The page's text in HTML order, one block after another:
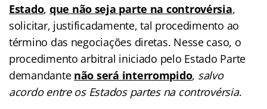
Estado, que não seja parte na controvérsia,
solicitar, justificadamente, tal procedimento ao
término das negociações diretas. Nesse caso, o
procedimento arbitral iniciado pelo Estado Parte
demandante não será interrompido, salvo
acordo entre os Estados partes na controvérsia.